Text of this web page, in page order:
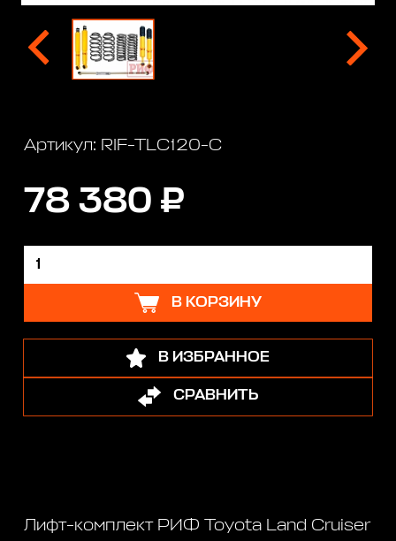
Артикул: RIF-TLC120-C
78 380 ₽
В КОРЗИНУ
В ИЗБРАННОЕ
СРАВНИТЬ
Лифт-комплект РИФ Toyota Land Cruiser